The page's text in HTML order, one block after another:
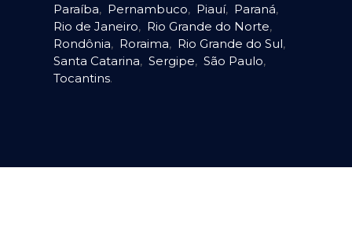
Paraíba, Pernambuco, Piauí, Paraná,
Rio de Janeiro, Rio Grande do Norte,
Rondônia, Roraima, Rio Grande do Sul,
Santa Catarina, Sergipe, São Paulo,
Tocantins.